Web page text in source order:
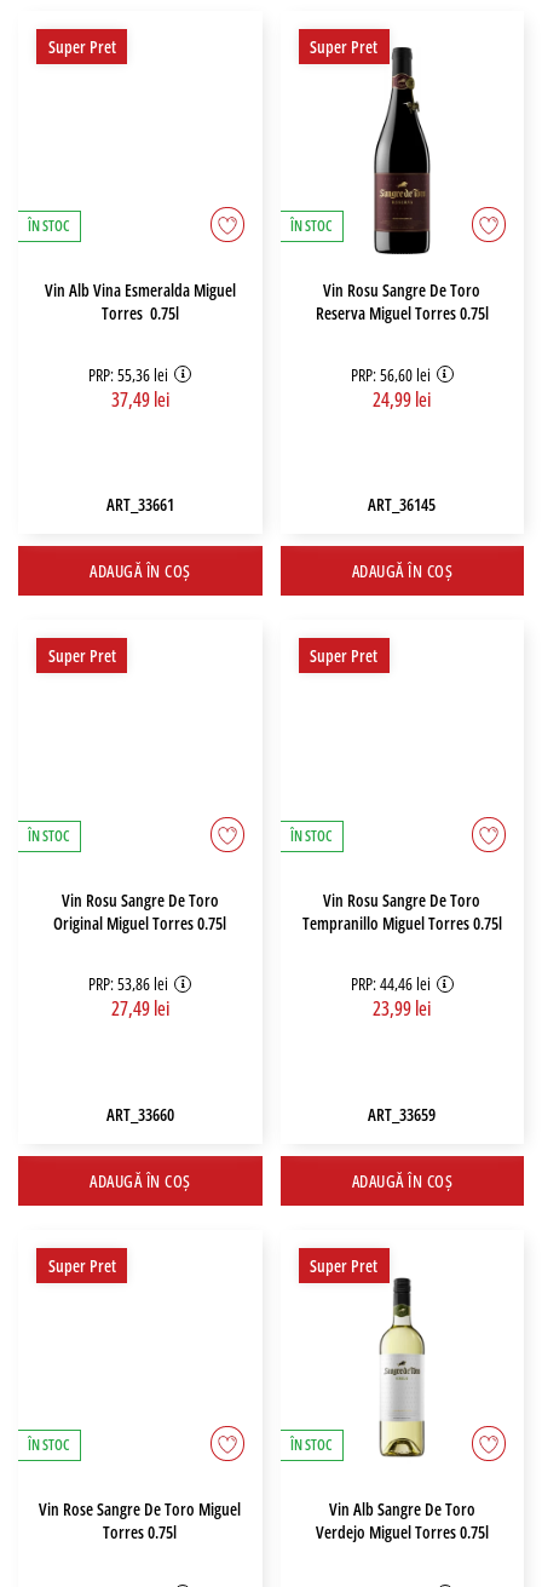
Super Pret
ÎN STOC
Vin Alb Vina Esmeralda Miguel
Torres 0.75l
PRP: 55,36 lei
37,49 lei
ART_33661
ADAUGĂ ÎN COȘ
Super Pret
ÎN STOC
Vin Rosu Sangre De Toro
Reserva Miguel Torres 0.75l
PRP: 56,60 lei
24,99 lei
ART_36145
ADAUGĂ ÎN COȘ
Super Pret
ÎN STOC
Vin Rosu Sangre De Toro
Original Miguel Torres 0.75l
PRP: 53,86 lei
27,49 lei
ART_33660
ADAUGĂ ÎN COȘ
Super Pret
ÎN STOC
Vin Rosu Sangre De Toro
Tempranillo Miguel Torres 0.75l
PRP: 44,46 lei
23,99 lei
ART_33659
ADAUGĂ ÎN COȘ
Super Pret
ÎN STOC
Vin Rose Sangre De Toro Miguel
Torres 0.75l
Super Pret
ÎN STOC
Vin Alb Sangre De Toro
Verdejo Miguel Torres 0.75l